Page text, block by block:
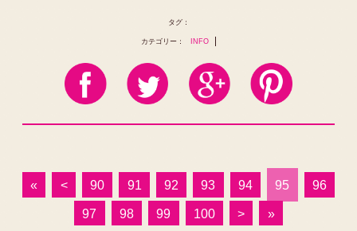
タグ：
カテゴリー： INFO
« < 90 91 92 93 94 95 96
97 98 99 100 > »